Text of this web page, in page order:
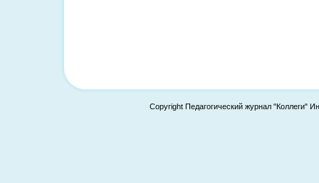
Copyright Педагогический журнал "Коллеги"